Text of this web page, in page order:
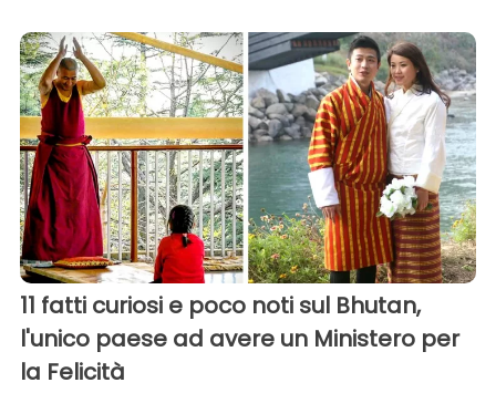
11 fatti curiosi e poco noti sul Bhutan,
l'unico paese ad avere un Ministero per
la Felicità